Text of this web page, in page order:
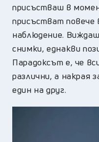
присъстваш в
присъстват повече
наблюдение.
снимки, еднакви
Парадоксът е, че
различни, а накрая
един на друг.